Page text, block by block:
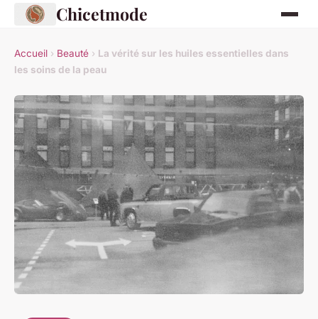
Chicetmode
Accueil › Beauté › La vérité sur les huiles essentielles dans
les soins de la peau